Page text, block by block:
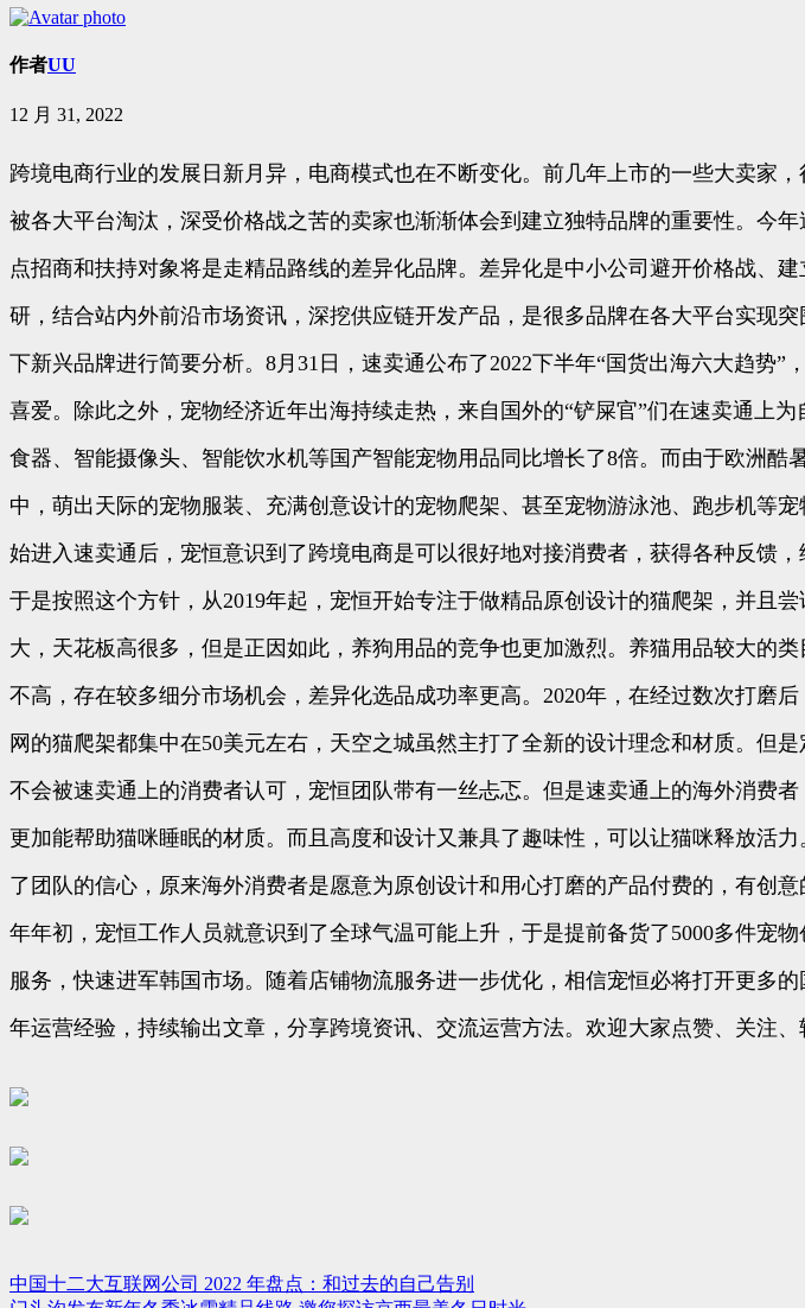
作者UU
12 月 31, 2022
跨境电商行业的发展日新月异，电商模式也在不断变化。前几年上市的一些大卖家
被各大平台淘汰，深受价格战之苦的卖家也渐渐体会到建立独特品牌的重要性。今
点招商和扶持对象将是走精品路线的差异化品牌。差异化是中小公司避开价格战、
研，结合站内外前沿市场资讯，深挖供应链开发产品，是很多品牌在各大平台实现
下新兴品牌进行简要分析。8月31日，速卖通公布了2022下半年“国货出海六大趋势
喜爱。除此之外，宠物经济近年出海持续走热，来自国外的“铲屎官”们在速卖通上
食器、智能摄像头、智能饮水机等国产智能宠物用品同比增长了8倍。而由于欧洲
中，萌出天际的宠物服装、充满创意设计的宠物爬架、甚至宠物游泳池、跑步机等
始进入速卖通后，宠恒意识到了跨境电商是可以很好地对接消费者，获得各种反馈
于是按照这个方针，从2019年起，宠恒开始专注于做精品原创设计的猫爬架，并且
大，天花板高很多，但是正因如此，养狗用品的竞争也更加激烈。养猫用品较大的
不高，存在较多细分市场机会，差异化选品成功率更高。2020年，在经过数次打磨
网的猫爬架都集中在50美元左右，天空之城虽然主打了全新的设计理念和材质。但
不会被速卖通上的消费者认可，宠恒团队带有一丝忐忑。但是速卖通上的海外消费
更加能帮助猫咪睡眠的材质。而且高度和设计又兼具了趣味性，可以让猫咪释放活
了团队的信心，原来海外消费者是愿意为原创设计和用心打磨的产品付费的，有创
年年初，宠恒工作人员就意识到了全球气温可能上升，于是提前备货了5000多件宠
服务，快速进军韩国市场。随着店铺物流服务进一步优化，相信宠恒必将打开更多
年运营经验，持续输出文章，分享跨境资讯、交流运营方法。欢迎大家点赞、关注、
文
中国十二大互联网公司 2022 年盘点：和过去的自己告别